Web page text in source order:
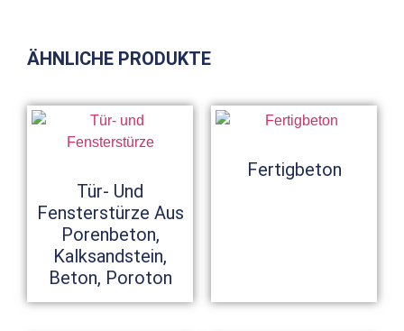
ÄHNLICHE PRODUKTE
Tür- Und
Fensterstürze Aus
Porenbeton,
Kalksandstein,
Beton, Poroton
Fertigbeton